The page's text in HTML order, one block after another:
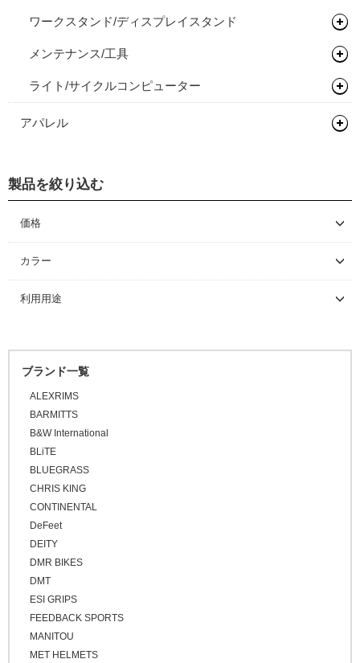
その他輪行用品
キャリア
ワークスタンド/ディスプレイスタンド
ディスプレイスタンド
スタンド
メンテナンス/工具
プロテクター
ライト/サイクルコンピューター
ライト
アパレル
グローブ
製品を絞り込む
価格
～ \5,000
\5,001 ～ 10,000
\10,001 ～ 20,000
\30,001 ～ 50,000
\50,001 ～
カラー
利用用途
ブランド一覧
ALEXRIMS
BARMITTS
B&W International
BLiTE
BLUEGRASS
CHRIS KING
CONTINENTAL
DeFeet
DEITY
DMR BIKES
DMT
ESI GRIPS
FEEDBACK SPORTS
MANITOU
MET HELMETS